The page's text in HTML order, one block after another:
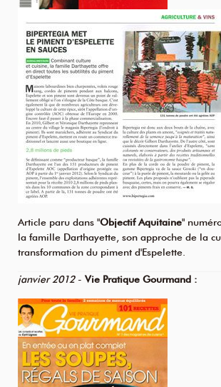
Article paru dans "Objectif Aquitaine"
la famille Darthayette, son approche de la
transformation du piment d'Espelette.
janvier 2012- Vie Pratique Gourmand :